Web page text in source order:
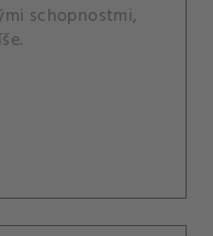
schopnostmi,